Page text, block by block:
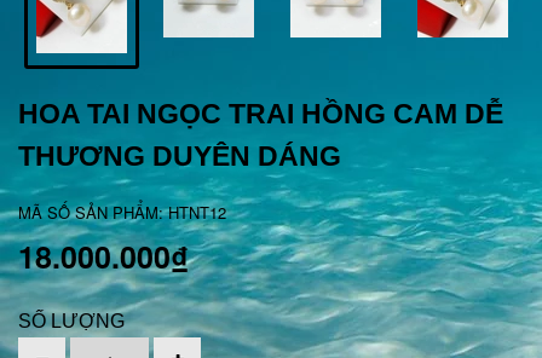
HOA TAI NGỌC TRAI HỒNG CAM DỄ
THƯƠNG DUYÊN DÁNG
MÃ SỐ SẢN PHẨM: HTNT12
18.000.000₫
SỐ LƯỢNG